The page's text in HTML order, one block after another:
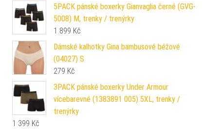
5PACK pánské boxerky Gianvaglia černé (GVG-
5008) M, trenky / trenýrky
1 899 Kč
Dámské kalhotky Gina bambusové béžové
(04027) S
279 Kč
3PACK pánské boxerky Under Armour
vícebarevné (1383891 005) 5XL, trenky /
trenýrky
1 399 Kč